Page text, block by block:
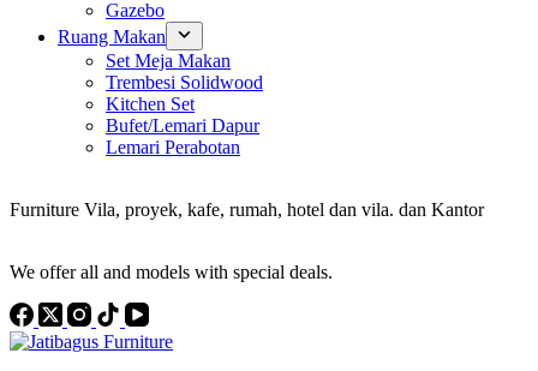
Gazebo
Ruang Makan
Set Meja Makan
Trembesi Solidwood
Kitchen Set
Bufet/Lemari Dapur
Lemari Perabotan
Furniture Vila, proyek, kafe, rumah, hotel dan vila. dan Kantor
We offer all and models with special deals.